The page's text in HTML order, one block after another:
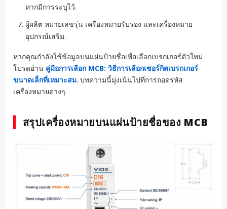
หากมีการระบุไว้.
ผู้ผลิต หมายเลขรุ่น เครื่องหมายรับรอง และเครื่องหมาย
อุปกรณ์เสริม.
หากคุณกำลังใช้ข้อมูลบนแผ่นป้ายชื่อเพื่อเลือกเบรกเกอร์ตัวใหม่
โปรดอ่าน คู่มือการเลือก MCB: วิธีการเลือกเซอร์กิตเบรกเกอร์
ขนาดเล็กที่เหมาะสม. บทความนี้มุ่งเน้นไปที่การถอดรหัส
เครื่องหมายต่างๆ.
สรุปเครื่องหมายบนแผ่นป้ายชื่อของ MCB